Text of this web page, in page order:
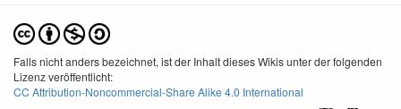
Falls nicht anders bezeichnet, ist der Inhalt dieses Wikis unter der folgenden
Lizenz veröffentlicht:
CC Attribution-Noncommercial-Share Alike 4.0 International